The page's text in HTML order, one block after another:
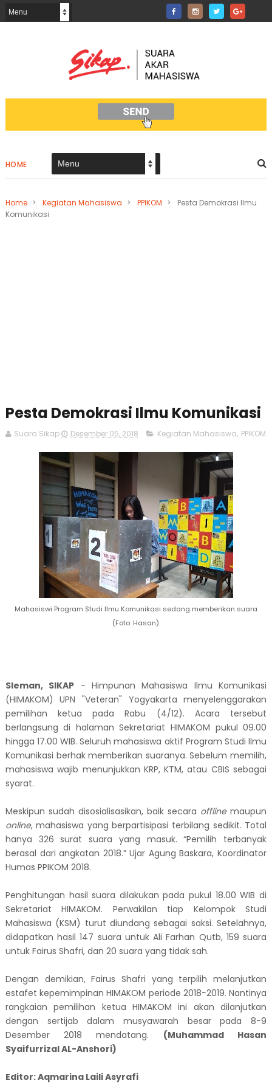
HOME
Home > Kegiatan Mahasiswa > PPIKOM >
Pesta Demokrasi Ilmu
Komunikasi
Pesta Demokrasi Ilmu Komunikasi
Suara Sikap Desember 05, 2018 Kegiatan Mahasiswa, PPIKOM
Mahasiswi Program Studi Ilmu Komunikasi sedang memberikan suara
(Foto: Hasan)
Sleman, SIKAP - Himpunan Mahasiswa Ilmu Komunikasi
(HIMAKOM) UPN "Veteran" Yogyakarta menyelenggarakan
pemilihan ketua pada Rabu (4/12). Acara tersebut
berlangsung di halaman Sekretariat HIMAKOM pukul 09.00
hingga 17.00 WIB. Seluruh mahasiswa aktif Program Studi Ilmu
Komunikasi berhak memberikan suaranya. Sebelum memilih,
mahasiswa wajib menunjukkan KRP, KTM, atau CBIS sebagai
syarat.
Meskipun sudah disosialisasikan, baik secara offlinemaupun
online, mahasiswa yang berpartisipasi terbilang sedikit. Total
hanya 326 surat suara yang masuk. “Pemilih terbanyak
berasal dari angkatan 2018.” Ujar Agung Baskara, Koordinator
Humas PPIKOM 2018.
Penghitungan hasil suara dilakukan pada pukul 18.00 WIB di
Sekretariat HIMAKOM. Perwakilan tiap Kelompok Studi
Mahasiswa (KSM) turut diundang sebagai saksi. Setelahnya,
didapatkan hasil 147 suara untuk Ali Farhan Qutb, 159 suara
untuk Fairus Shafri, dan 20 suara yang tidak sah.
Dengan demikian, Fairus Shafri yang terpilih melanjutkan
estafet kepemimpinan HIMAKOM periode 2018−2019. Nantinya
rangkaian pemilihan ketua HIMAKOM ini akan dilanjutkan
dengan sertijab dalam musyawarah besar pada 8−9
Desember 2018 mendatang. (Muhammad Hasan
Syaifurrizal AL-Anshori)
Editor: Aqmarina Laili Asyrafi